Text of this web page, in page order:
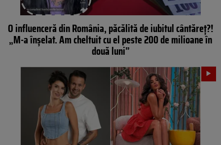
O influenceră din România, păcălită de iubitul cântăreț?!
„M-a înșelat. Am cheltuit cu el peste 200 de milioane în
două luni”